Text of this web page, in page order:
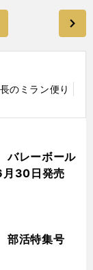
のミラン便り
バレーボール
30日発売
部活特集号